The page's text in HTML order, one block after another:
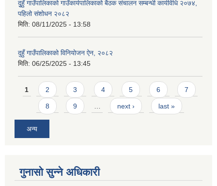
दुुहुँ गाउँपालिकाको गाउँकार्यपालिकाको बैठक संचालन सम्बन्धी कार्यविधि २०७४,
पहिलो संशोधन २०८२
मिति: 08/11/2025 - 13:58
दुहुँ गाउँपालिकाको विनियोजन ऐन, २०८२
मिति: 06/25/2025 - 13:45
Pages
1 2 3 4 5 6 7
8 9 … next › last »
अन्य
गुनासो सुन्ने अधिकारी